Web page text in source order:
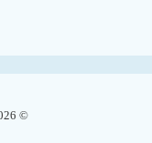
© 2026 - زاكي. الحقوق محفوظة.